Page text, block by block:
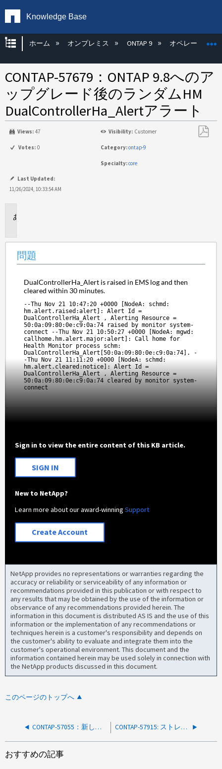
Knowledge Base
グローバル階層を展開/折りたたむ
ホーム オンプレミス ONTAP 9 オペレーティン
CONTAP-57679：ONTAP 9.8へのア
ップグレード後のランダムHM
DualControllerHa_Alertアラート
Views: 47 Visibility: Customer
Votes: 0 Category:ontap-9
Specialty:core
Last Updated:
11/26/2024, 10:33:54 AM
問題
DualControllerHa_Alert is raised in EMS log and then
cleared within 30 minutes.
--Thu Nov 21 10:47:20 +0000 [NodeA: schmd:
hm.alert.raised:alert]: Alert Id =
DualControllerHa_Alert , Alerting Resource =
50:0a:09:80:0e:c9:0a:74 raised by monitor system-
connect --Thu Nov 21 10:50:27 +0000 [NodeA: mgwd:
callhome.hm.alert.major:alert]: Call home for
Health Monitor process schm:
DualControllerHa_Alert[50:0a:09:80:0e:c9:0a:74]. -
-Thu Nov 21 11:11:20 +0000 [NodeA: schmd:
hm.alert.cleared:notice]: Alert Id =
DualControllerHa_Alert , Alerting Resource =
50:0a:09:80:0e:c9:0a:74 cleared by monitor system-
connect
Sign in to view the entire content of this KB article.
SIGN IN
New to NetApp?
Learn more about our award-winningSupport
Create Account
NetApp provides no representations or warranties regarding the
accuracy or reliability or serviceability of any information or
recommendations provided in this publication or with respect to
any results that may be obtained by the use of the information or
observance of any recommendations provided herein. The
information in this document is distributed AS IS and the use of this
information or the implementation of any recommendations or
techniques herein is a customer's responsibility and depends on
the customer's ability to evaluate and integrate them into the
customer's operational environment. This document and the
information contained herein may be used solely in connection with
the NetApp products discussed in this document.
このページのトップへ
CONTAP-57055：新しく追加されたATTO 7600ブリッジが内部テーブルにリストされないため、ヘルス監視が禁止されました CONTAP-57915: ストレッチまたはファブリック接続の MetroCluster 構成で、単一ケーブル接続の ATTO ブリッジのファームウェア更新後に警告メッセージが表示される
おすすめの記事